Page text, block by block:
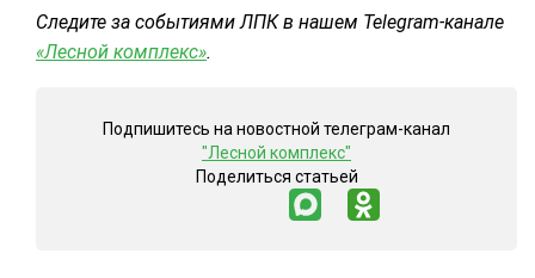
Следите за событиями ЛПК в нашем Telegram-канале
«Лесной комплекс».
Подпишитесь на новостной телеграм-канал
"Лесной комплекс"
Поделиться статьей